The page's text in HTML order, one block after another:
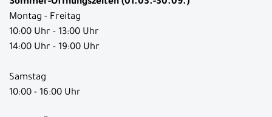
Montag - Freitag
10:00 Uhr - 13:00 Uhr
14:00 Uhr - 19:00 Uhr
Samstag
10:00 - 16:00 Uhr